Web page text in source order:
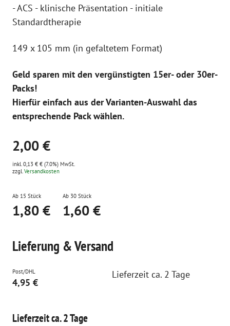
- ACS - klinische Präsentation - initiale
Standardtherapie
149 x 105 mm (in gefaltetem Format)
Geld sparen mit den vergünstigten 15er- oder 30er-
Packs!
Hierfür einfach aus der Varianten-Auswahl das
entsprechende Pack wählen.
2,00 €
inkl. 0,13 € € (7.0%) MwSt.
zzgl.Versandkosten
Ab 15 Stück
1,80 €
Ab 30 Stück
1,60 €
Lieferung & Versand
Post/DHL
4,95 €
Lieferzeit ca. 2 Tage
Lieferzeit ca. 2 Tage